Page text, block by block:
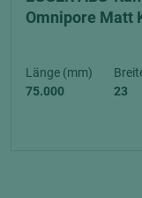
Omnipore Matt
Länge (mm)
75.000
23